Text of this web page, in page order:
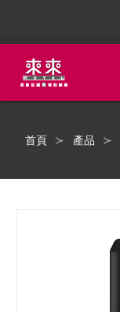
首頁 產品